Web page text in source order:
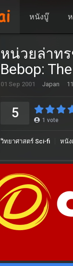
หนังบู๊
หน่วยล่าท
Bebop:
01 Sep 2001 Japan
5 1 vote
วิทยาศาสตร์ Sci-fi หนัง